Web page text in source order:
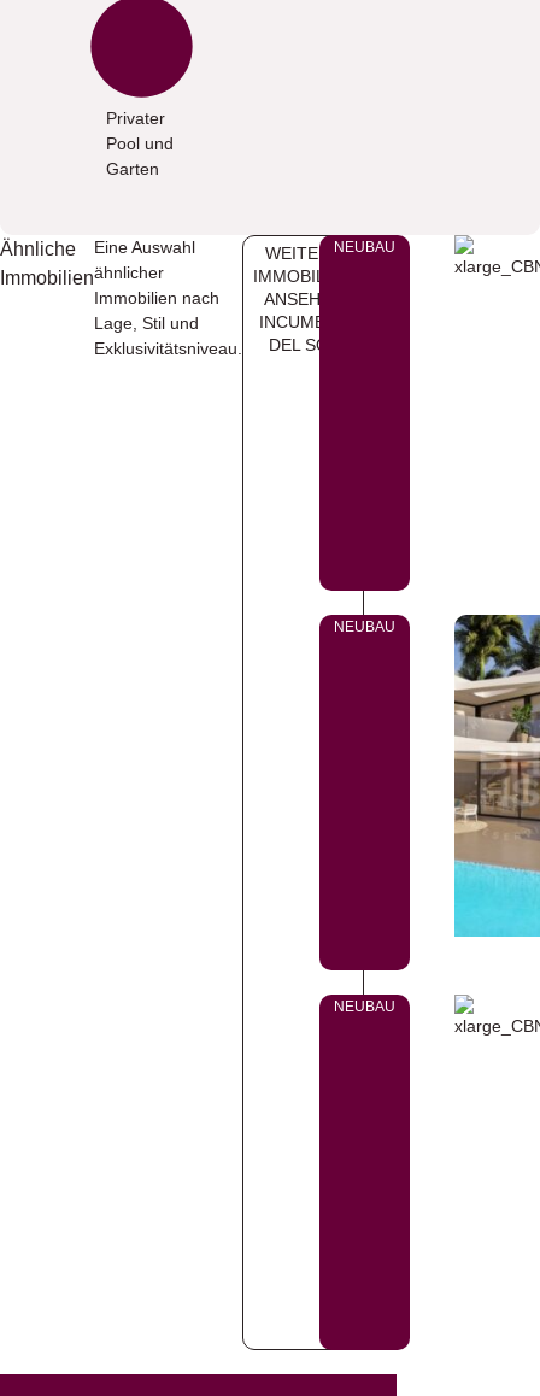
Privater
Pool und
Garten
Ähnliche
Immobilien
Eine Auswahl
ähnlicher
Immobilien nach
Lage, Stil und
Exklusivitätsniveau.
WEITERE
IMMOBILIEN
ANSEHEN
INCUMBRE
DEL SOL
NEUBAU
NEUBAU
NEUBAU